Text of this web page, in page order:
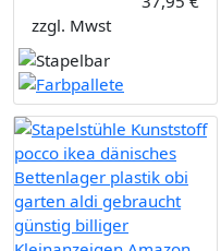
zzgl. Mwst